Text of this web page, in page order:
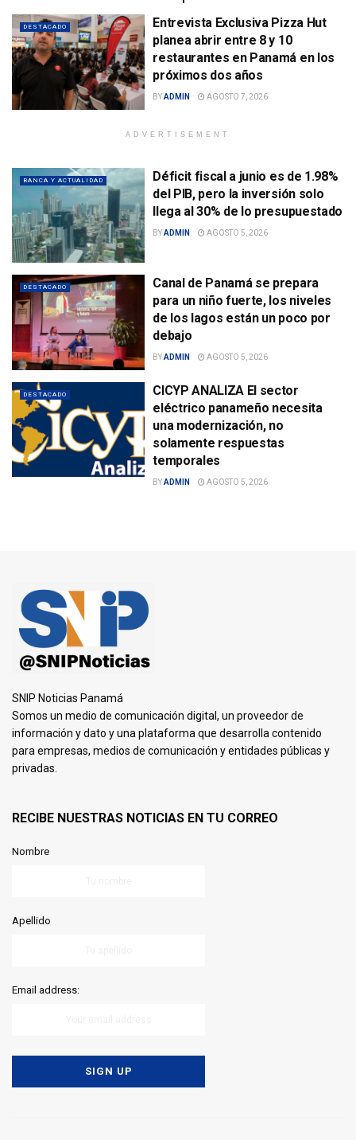
DESTACADO
Entrevista Exclusiva Pizza Hut
planea abrir entre 8 y 10
restaurantes en Panamá en los
próximos dos años
BYADMIN AGOSTO 7, 2026
ADVERTISEMENT
BANCA Y ACTUALIDAD
Déficit fiscal a junio es de 1.98%
del PIB, pero la inversión solo
llega al 30% de lo presupuestado
BYADMIN AGOSTO 5, 2026
DESTACADO
Canal de Panamá se prepara
para un niño fuerte, los niveles
de los lagos están un poco por
debajo
BYADMIN AGOSTO 5, 2026
DESTACADO
CICYP ANALIZA El sector
eléctrico panameño necesita
una modernización, no
solamente respuestas
temporales
BYADMIN AGOSTO 5, 2026
SNIP Noticias Panamá
Somos un medio de comunicación digital, un proveedor de
información y dato y una plataforma que desarrolla contenido
para empresas, medios de comunicación y entidades públicas y
privadas.
RECIBE NUESTRAS NOTICIAS EN TU CORREO
Nombre
Apellido
Email address: